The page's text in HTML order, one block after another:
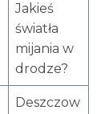
Jakieś
światła
mijania w
drodze?
Deszczow